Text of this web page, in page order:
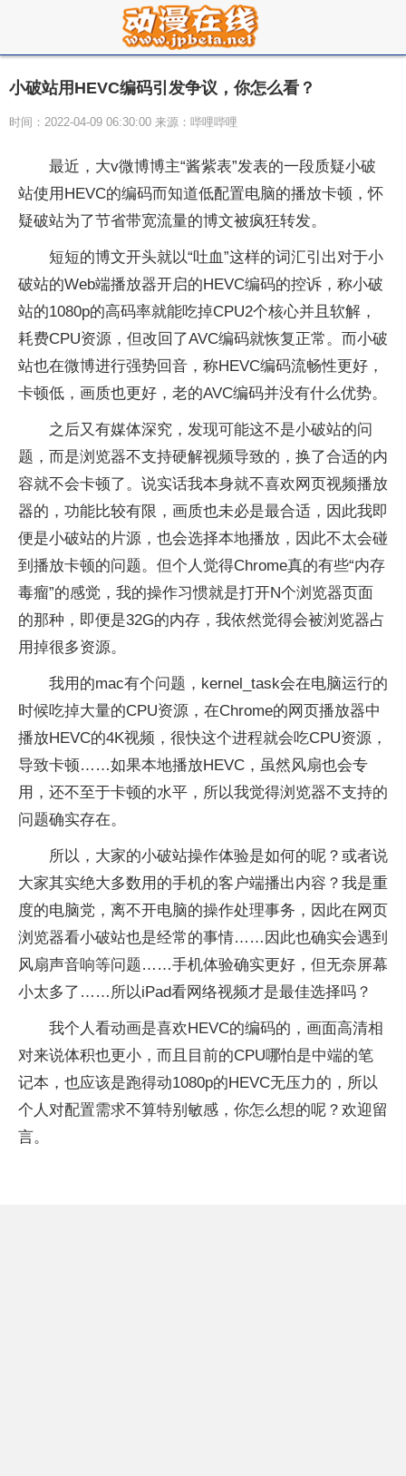
小破站用HEVC编码引发争议，你怎么看？
时间：2022-04-09 06:30:00 来源：哔哩哔哩
最近，大v微博博主“酱紫表”发表的一段质疑小破
站使用HEVC的编码而知道低配置电脑的播放卡顿，怀
疑破站为了节省带宽流量的博文被疯狂转发。
短短的博文开头就以“吐血”这样的词汇引出对于小
破站的Web端播放器开启的HEVC编码的控诉，称小破
站的1080p的高码率就能吃掉CPU2个核心并且软解，
耗费CPU资源，但改回了AVC编码就恢复正常。而小破
站也在微博进行强势回音，称HEVC编码流畅性更好，
卡顿低，画质也更好，老的AVC编码并没有什么优势。
之后又有媒体深究，发现可能这不是小破站的问
题，而是浏览器不支持硬解视频导致的，换了合适的内
容就不会卡顿了。说实话我本身就不喜欢网页视频播放
器的，功能比较有限，画质也未必是最合适，因此我即
便是小破站的片源，也会选择本地播放，因此不太会碰
到播放卡顿的问题。但个人觉得Chrome真的有些“内存
毒瘤”的感觉，我的操作习惯就是打开N个浏览器页面
的那种，即便是32G的内存，我依然觉得会被浏览器占
用掉很多资源。
我用的mac有个问题，kernel_task会在电脑运行的
时候吃掉大量的CPU资源，在Chrome的网页播放器中
播放HEVC的4K视频，很快这个进程就会吃CPU资源，
导致卡顿……如果本地播放HEVC，虽然风扇也会专
用，还不至于卡顿的水平，所以我觉得浏览器不支持的
问题确实存在。
所以，大家的小破站操作体验是如何的呢？或者说
大家其实绝大多数用的手机的客户端播出内容？我是重
度的电脑党，离不开电脑的操作处理事务，因此在网页
浏览器看小破站也是经常的事情……因此也确实会遇到
风扇声音响等问题……手机体验确实更好，但无奈屏幕
小太多了……所以iPad看网络视频才是最佳选择吗？
我个人看动画是喜欢HEVC的编码的，画面高清相
对来说体积也更小，而且目前的CPU哪怕是中端的笔
记本，也应该是跑得动1080p的HEVC无压力的，所以
个人对配置需求不算特别敏感，你怎么想的呢？欢迎留
言。